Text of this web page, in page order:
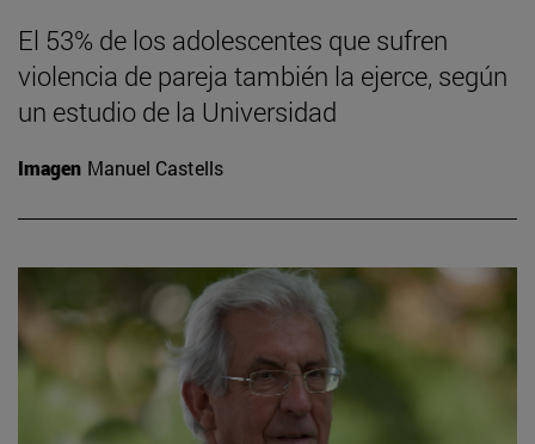
El 53% de los adolescentes que sufren
violencia de pareja también la ejerce, según
un estudio de la Universidad
Imagen Manuel Castells